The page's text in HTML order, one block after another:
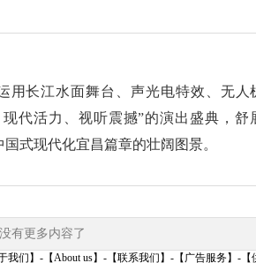
用长江水面舞台、声光电特效、无人
代活力、视听震撼”的演出盛典，舒
式现代化宜昌篇章的壮阔图景。
没有更多内容了
我们】 - 【About us】 - 【联系我们】 - 【广告服务】 -